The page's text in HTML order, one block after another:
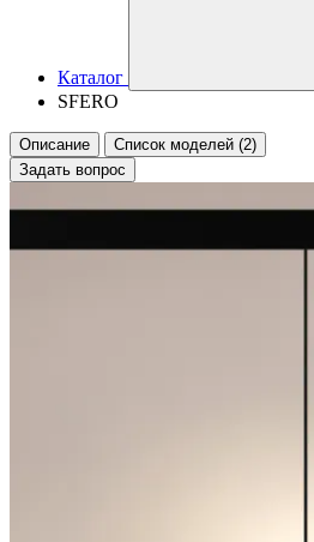
Каталог
SFERO
Описание
Список моделей (2)
Задать вопрос